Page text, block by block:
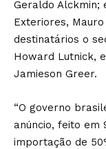
Geraldo Alckmin;
Exteriores,
destinatários o
Howard Lutnick,
Jamieson Greer.
“O governo
anúncio, feito em
importação de